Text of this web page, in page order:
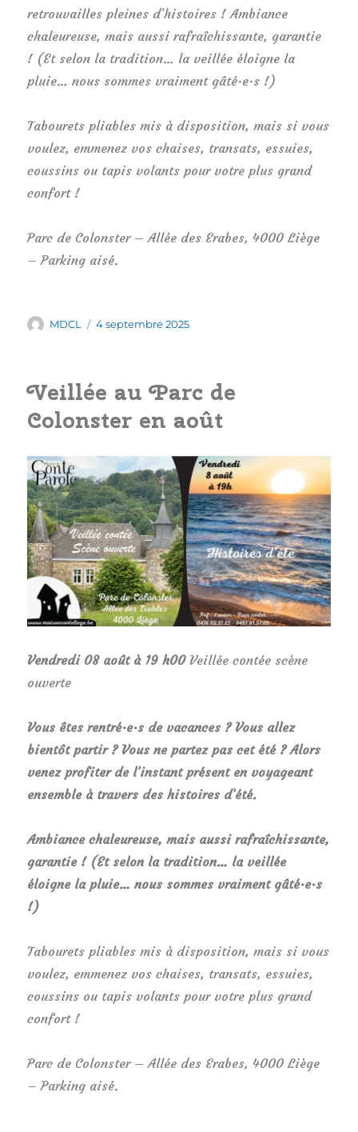
retrouvailles pleines d’histoires ! Ambiance
chaleureuse, mais aussi rafraîchissante, garantie
! (Et selon la tradition… la veillée éloigne la
pluie… nous sommes vraiment gâté·e·s !)
Tabourets pliables mis à disposition, mais si vous
voulez, emmenez vos chaises, transats, essuies,
coussins ou tapis volants pour votre plus grand
confort !
Parc de Colonster – Allée des Erabes, 4000 Liège
– Parking aisé.
Auteur
MDCL
Publié
4 septembre 2025
Veillée au Parc de
Colonster en août
Vendredi 08 août à 19 h00Veillée contée scène
ouverte
Vous êtes rentré·e·s de vacances ? Vous allez
bientôt partir ? Vous ne partez pas cet été ? Alors
venez profiter de l’instant présent en voyageant
ensemble à travers des histoires d’été.
Ambiance chaleureuse, mais aussi rafraîchissante,
garantie ! (Et selon la tradition… la veillée
éloigne la pluie… nous sommes vraiment gâté·e·s
!)
Tabourets pliables mis à disposition, mais si vous
voulez, emmenez vos chaises, transats, essuies,
coussins ou tapis volants pour votre plus grand
confort !
Parc de Colonster – Allée des Erabes, 4000 Liège
– Parking aisé.